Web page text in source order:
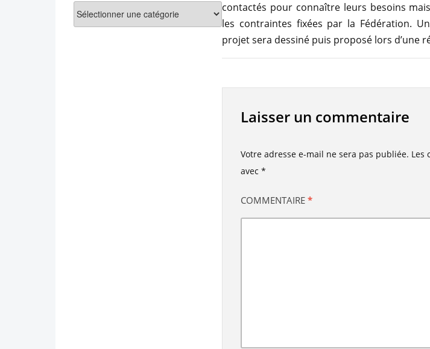
contactés pour connaître leurs besoins
les contraintes fixées par la Fédération.
projet sera dessiné puis proposé lors d’une
Laisser un commentaire
Votre adresse e-mail ne sera pas publiée. Les
avec *
COMMENTAIRE *